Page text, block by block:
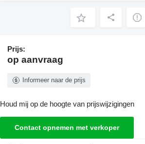
Prijs:
op aanvraag
Informeer naar de prijs
Houd mij op de hoogte van prijswijzigingen
Contact opnemen met verkoper